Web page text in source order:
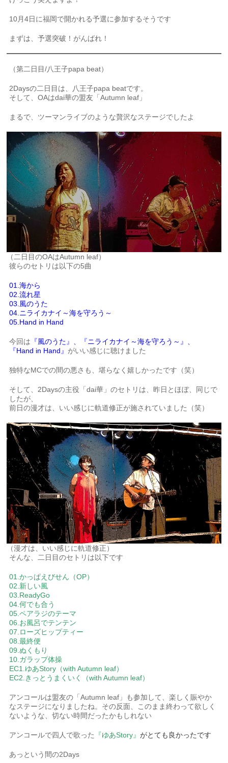
10月4日に福岡で開かれる予選に参加するそうです
まずは、予選突破！がんばれ！
（第二日目/八王子papa beat）
2Daysの二日目は、八王子papa beatです。
そして、OAはdai華の盟友「Autumn leaf」
まるで、ツーマンライブのような贅沢なステージでしたよ
（二日目のOAはAutumn leaf）
彼らのセトリは以下の5曲
01.海から
02.流れ星
03.風のうた
04.ニライカナイ～海を守ろう～
05.Hand in Hand
今回は 『風のうた』、『ニライカナイ～海を守ろう～』、
『Hand in Hand』 がいい感じに聴けました
独特なMCでの間の悪さも、堪らなく嬉しかったです（笑）
そして、2Daysの主役「dai華」のセトリは、昨日とほぼ、同じで
したが、
前日の漫才は、いい感じに軌道修正が施されていました（笑）
（漫才は、いい感じに軌道修正）
そんな、二日目のセトリは以下です
01.かっぱえびせん（OP）
02.新しい風
03.ReadyGo
04.何でも合う
05.ペアラジのテーマ
06.お風呂でテンテン
07.ローズヒップティー
08.最終便
09.ぬくもり
10.ガラップ体操
EC1.ゆあStory（with Autumn leaf）
EC2.きっとうまくいく（with Autumn leaf）
アンコールは盟友の「Autumn leaf」も参加して、楽しく賑やか
なステージになりましたね。その反面、このまま終わって欲しく
ないような、切ない時間だったかもしれない
アンコールで四人で歌った 『ゆあStory』がとても良かったです
あっという間の2Days